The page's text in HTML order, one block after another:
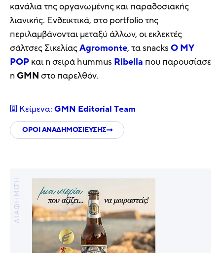
κανάλια της οργανωμένης και παραδοσιακής
λιανικής. Ενδεικτικά, στο portfolio της
περιλαμβάνονται μεταξύ άλλων, οι εκλεκτές
σάλτσες ΣικελίαςAgromonte, τα snacks O MY
POP και η σειρά hummus Ribella που παρουσίασε
η GMN στο παρελθόν.
Κείμενα: GMN Editorial Τeam
ΟΡΟΙ ΑΝΑΔΗΜΟΣΙΕΥΣΗΣ
ΔΙΑΦΗΜΙΣΗ